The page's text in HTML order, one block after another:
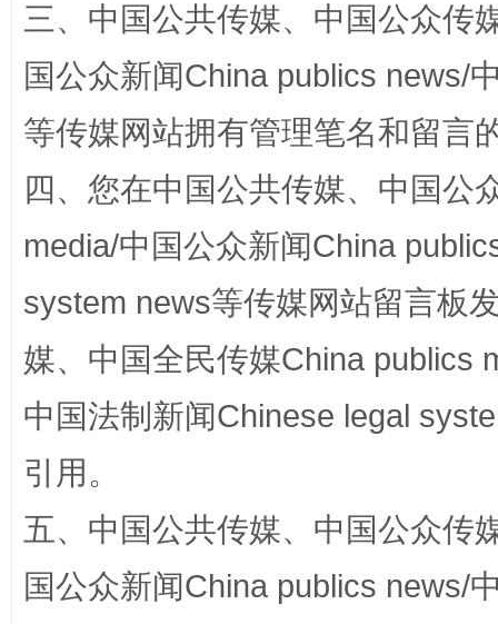
阿坝州三大球赛在茂县开幕 规模
三、中国公共传媒、中国公众传
国公众新闻China publics news/
等传媒网站拥有管理笔名和留言
四、您在中国公共传媒、中国公
media/中国公众新闻China
system news等传媒网站留言板
媒、中国全民传媒China publics
中国法制新闻Chinese legal
引用。
五、中国公共传媒、中国公众传
国公众新闻China publics news/